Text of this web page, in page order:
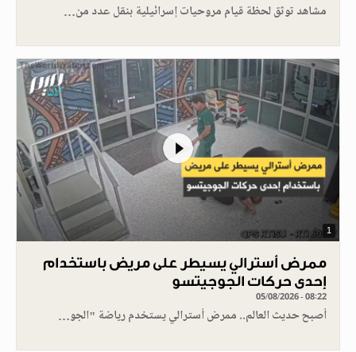
مشاهد توثق لحظة قيام مروحيات إسرائيلية بنقل عدد من…
1
ممرض أسترالي يسيطر على مريض باستخدام
إحدى حركات الجوجيتسو
05/08/2026 - 08:22
أصبح حديث العالم.. ممرض أسترالي يستخدم رياضة "الجو…